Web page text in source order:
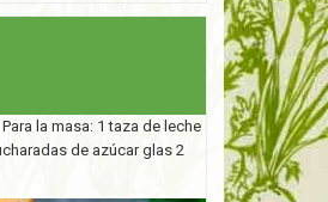
la masa: 1 taza de leche
de azúcar glas 2